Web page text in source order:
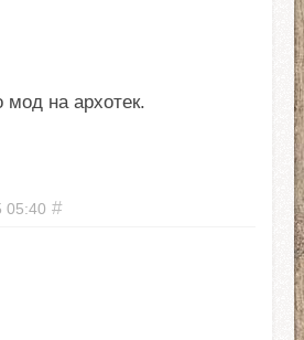
на архотек.
05:40 #